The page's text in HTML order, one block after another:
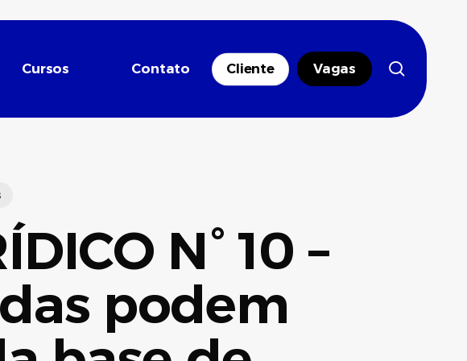
Cursos Contato Cliente Vagas
N° 10 –
podem